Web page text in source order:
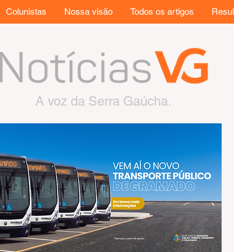
Colunistas Nossa visão Todos os artigos
A voz da Serra Gaúcha.